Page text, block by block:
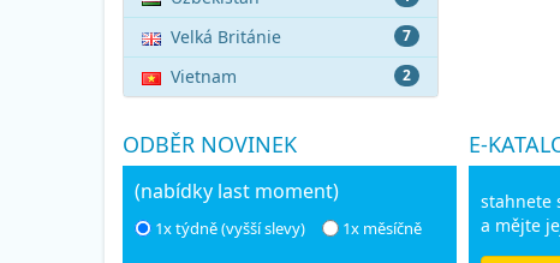
7
Velká Británie
2
Vietnam
ODBĚR NOVINEK
(nabídky last moment)
1x týdně (vyšší slevy) 1x měsíčně
E-
stahnete
a mějte